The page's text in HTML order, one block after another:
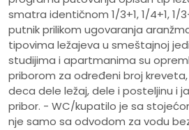
smatra identičnom 1/3+1, 1/4+1, 1/
putnik prilikom ugovaranja
tipovima ležajeva u smeštajnoj
studijima i apartmanima su
priborom za određeni broj kreveta,
deca dele ležaj, dele i posteljinu i
pribor. - WC/kupatilo je sa
nje samo sa odvodom za vodu